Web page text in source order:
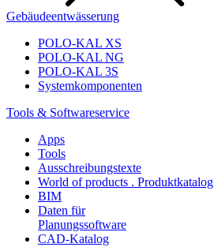
Gebäudeentwässerung
POLO-KAL XS
POLO-KAL NG
POLO-KAL 3S
Systemkomponenten
Tools & Softwareservice
Apps
Tools
Ausschreibungstexte
World of products . Produktkatalog
BIM
Daten für
Planungssoftware
CAD-Katalog